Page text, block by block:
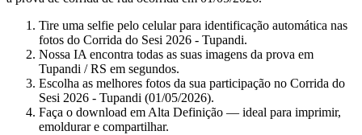
Tire uma selfie pelo celular para identificação automática nas
fotos do Corrida do Sesi 2026 - Tupandi.
Nossa IA encontra todas as suas imagens da prova em
Tupandi / RS em segundos.
Escolha as melhores fotos da sua participação no Corrida do
Sesi 2026 - Tupandi (01/05/2026).
Faça o download em Alta Definição — ideal para imprimir,
emoldurar e compartilhar.